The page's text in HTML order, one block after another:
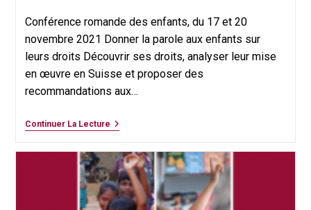
Conférence romande des enfants, du 17 et 20
novembre 2021 Donner la parole aux enfants sur
leurs droits Découvrir ses droits, analyser leur mise
en œuvre en Suisse et proposer des
recommandations aux…
Continuer La LectureConférence
Enfants